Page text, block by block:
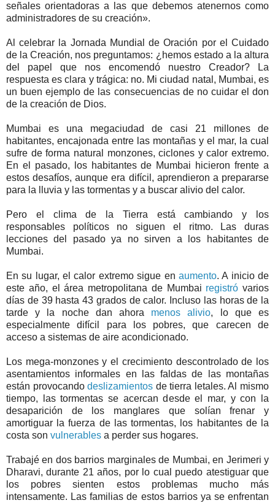
señales orientadoras a las que debemos atenernos como
administradores de su creación».
Al celebrar la Jornada Mundial de Oración por el Cuidado
de la Creación, nos preguntamos: ¿hemos estado a la altura
del papel que nos encomendó nuestro Creador? La
respuesta es clara y trágica: no. Mi ciudad natal, Mumbai, es
un buen ejemplo de las consecuencias de no cuidar el don
de la creación de Dios.
Mumbai es una megaciudad de casi 21 millones de
habitantes, encajonada entre las montañas y el mar, la cual
sufre de forma natural monzones, ciclones y calor extremo.
En el pasado, los habitantes de Mumbai hicieron frente a
estos desafíos, aunque era difícil, aprendieron a prepararse
para la lluvia y las tormentas y a buscar alivio del calor.
Pero el clima de la Tierra está cambiando y los
responsables políticos no siguen el ritmo. Las duras
lecciones del pasado ya no sirven a los habitantes de
Mumbai.
En su lugar, el calor extremo sigue en aumento. A inicio de
este año, el área metropolitana de Mumbai registró varios
días de 39 hasta 43 grados de calor. Incluso las horas de la
tarde y la noche dan ahora menos alivio, lo que es
especialmente difícil para los pobres, que carecen de
acceso a sistemas de aire acondicionado.
Los mega-monzones y el crecimiento descontrolado de los
asentamientos informales en las faldas de las montañas
están provocandodeslizamientos de tierra letales. Al mismo
tiempo, las tormentas se acercan desde el mar, y con la
desaparición de los manglares que solían frenar y
amortiguar la fuerza de las tormentas, los habitantes de la
costa son vulnerables a perder sus hogares.
Trabajé en dos barrios marginales de Mumbai, en Jerimeri y
Dharavi, durante 21 años, por lo cual puedo atestiguar que
los pobres sienten estos problemas mucho más
intensamente. Las familias de estos barrios ya se enfrentan